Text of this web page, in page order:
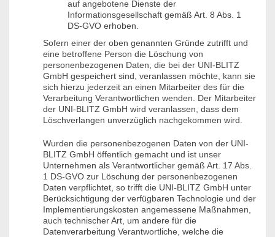
auf angebotene Dienste der
Informationsgesellschaft gemäß Art. 8 Abs. 1
DS-GVO erhoben.
Sofern einer der oben genannten Gründe zutrifft und
eine betroffene Person die Löschung von
personenbezogenen Daten, die bei der UNI-BLITZ
GmbH gespeichert sind, veranlassen möchte, kann sie
sich hierzu jederzeit an einen Mitarbeiter des für die
Verarbeitung Verantwortlichen wenden. Der Mitarbeiter
der UNI-BLITZ GmbH wird veranlassen, dass dem
Löschverlangen unverzüglich nachgekommen wird.
Wurden die personenbezogenen Daten von der UNI-
BLITZ GmbH öffentlich gemacht und ist unser
Unternehmen als Verantwortlicher gemäß Art. 17 Abs.
1 DS-GVO zur Löschung der personenbezogenen
Daten verpflichtet, so trifft die UNI-BLITZ GmbH unter
Berücksichtigung der verfügbaren Technologie und der
Implementierungskosten angemessene Maßnahmen,
auch technischer Art, um andere für die
Datenverarbeitung Verantwortliche, welche die